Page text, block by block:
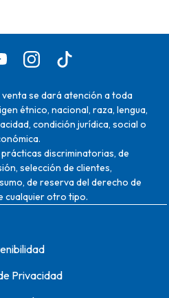
se dará atención a toda
étnico, nacional, raza, lengua,
condición jurídica, social o
discriminatorias, de
selección de clientes,
de reserva del derecho de
cualquier otro tipo.
Privacidad